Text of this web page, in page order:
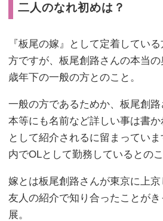
二人のなれ初めは？
『板尾の嫁』として定着してい
方ですが、板尾創路さんの本当
歳年下の一般の方とのこと。
一般の方であるためか、板尾創
本等にも名前など詳しい事は書か
として紹介されるに留まってい
内でOLとして勤務しているとのこ
嫁とは板尾創路さんが東京に上京
友人の紹介で知り合ったことが
展。